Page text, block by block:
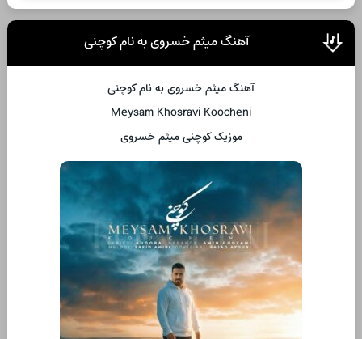
آهنگ میثم خسروی به نام کوچنی
آهنگ میثم خسروی به نام کوچنی
Meysam Khosravi Koocheni
موزیک کوچنی میثم خسروی